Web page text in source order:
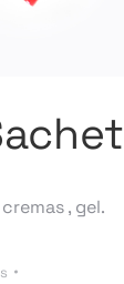
, gel.